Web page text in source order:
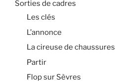
Sorties de cadres
Les clés
L’annonce
La cireuse de chaussures
Partir
Flop sur Sèvres